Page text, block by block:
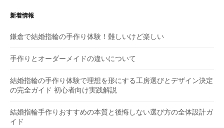
ー
シ
ン
新着情報
鎌倉で結婚指輪の手作り体験！難しいけど楽しい
手作りとオーダーメイドの違いについて
結婚指輪の手作り体験で理想を形にする工房選びとデザイン決定
の完全ガイド 初心者向け実践解説
結婚指輪手作りおすすめの本質と後悔しない選び方の全体設計ガ
イド